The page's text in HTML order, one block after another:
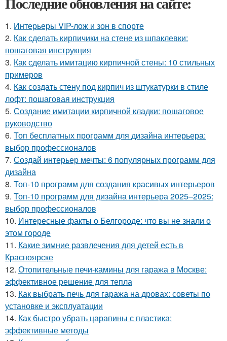
1. Интерьеры VIP-лож и зон в спорте
2. Как сделать кирпичики на стене из шпаклевки:
пошаговая инструкция
3. Как сделать имитацию кирпичной стены: 10 стильных
примеров
4. Как создать стену под кирпич из штукатурки в стиле
лофт: пошаговая инструкция
5. Создание имитации кирпичной кладки: пошаговое
руководство
6. Топ бесплатных программ для дизайна интерьера:
выбор профессионалов
7. Создай интерьер мечты: 6 популярных программ для
дизайна
8. Топ-10 программ для создания красивых интерьеров
9. Топ-10 программ для дизайна интерьера 2025–2025:
выбор профессионалов
10. Интересные факты о Белгороде: что вы не знали о
этом городе
11. Какие зимние развлечения для детей есть в
Красноярске
12. Отопительные печи-камины для гаража в Москве:
эффективное решение для тепла
13. Как выбрать печь для гаража на дровах: советы по
установке и эксплуатации
14. Как быстро убрать царапины с пластика:
эффективные методы